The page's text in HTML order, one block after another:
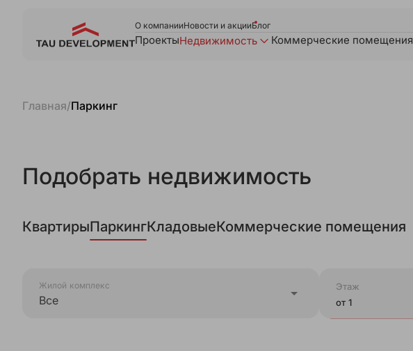
О компанииНовости и акцииБлог
ПроектыНедвижимость Коммерческие помещения
Главная/Паркинг
Подобрать недвижимость
КвартирыПаркингКладовыеКоммерческие помещения
Жилой комплекс
Все
Этаж
от